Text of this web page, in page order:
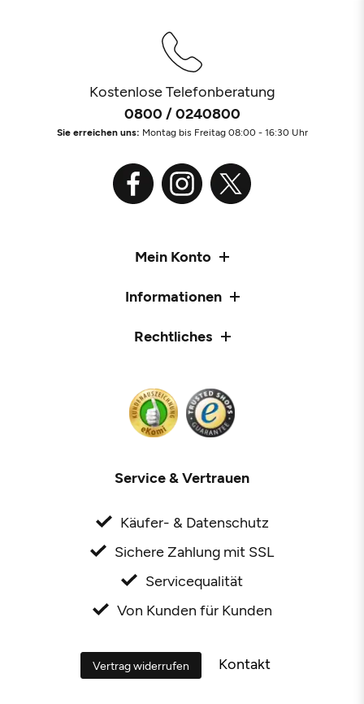
Kostenlose Telefonberatung
0800 / 0240800
Sie erreichen uns: Montag bis Freitag 08:00 - 16:30 Uhr
Mein Konto
Informationen
Rechtliches
Service & Vertrauen
Käufer- & Datenschutz
Sichere Zahlung mit SSL
Servicequalität
Von Kunden für Kunden
Vertrag widerrufen Kontakt